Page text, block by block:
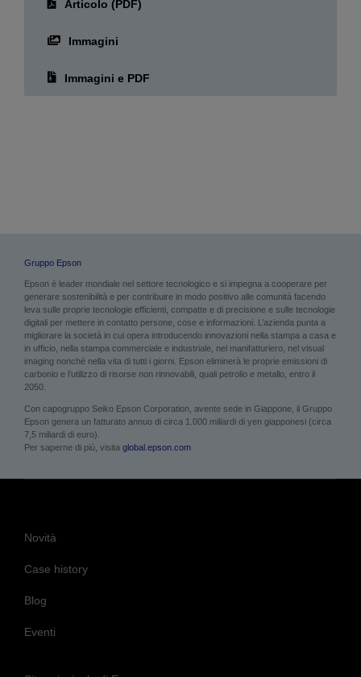
Articolo (PDF)
Immagini
Immagini e PDF
Gruppo Epson
Epson è leader mondiale nel settore tecnologico e si impegna a cooperare per
generare sostenibilità e per contribuire in modo positivo alle comunità facendo
leva sulle proprie tecnologie efficienti, compatte e di precisione e sulle tecnologie
digitali per mettere in contatto persone, cose e informazioni. L’azienda punta a
migliorare la società in cui opera introducendo innovazioni nella stampa a casa e
in ufficio, nella stampa commerciale e industriale, nel manifatturiero, nel visual
imaging nonché nella vita di tutti i giorni. Epson eliminerà le proprie emissioni di
carbonio e l’utilizzo di risorse non rinnovabili, quali petrolio e metallo, entro il
2050.
Con capogruppo Seiko Epson Corporation, avente sede in Giappone, il Gruppo
Epson genera un fatturato annuo di circa 1.000 miliardi di yen giapponesi (circa
7,5 miliardi di euro).
Per saperne di più, visita global.epson.com
Novità
Case history
Blog
Eventi